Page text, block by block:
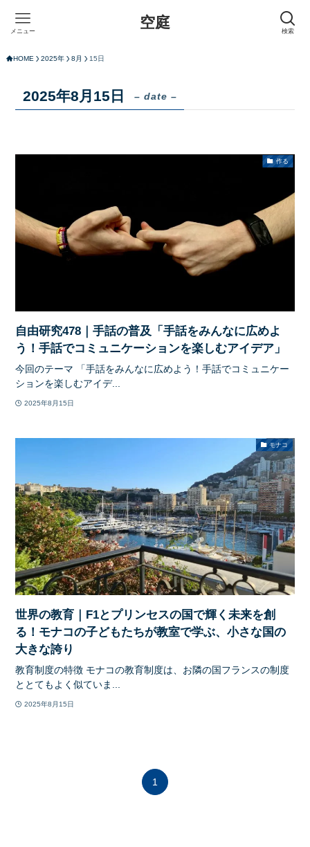
空庭 検索
メニュー
HOME 2025年 8月 15日
2025年8月15日 – date –
作る
自由研究478｜手話の普及「手話をみんなに広めよ
う！手話でコミュニケーションを楽しむアイデア」
今回のテーマ 「手話をみんなに広めよう！手話でコミュニケー
ションを楽しむアイデ...
2025年8月15日
モナコ
世界の教育｜F1とプリンセスの国で輝く未来を創
る！モナコの子どもたちが教室で学ぶ、小さな国の
大きな誇り
教育制度の特徴 モナコの教育制度は、お隣の国フランスの制度
ととてもよく似ていま...
2025年8月15日
1